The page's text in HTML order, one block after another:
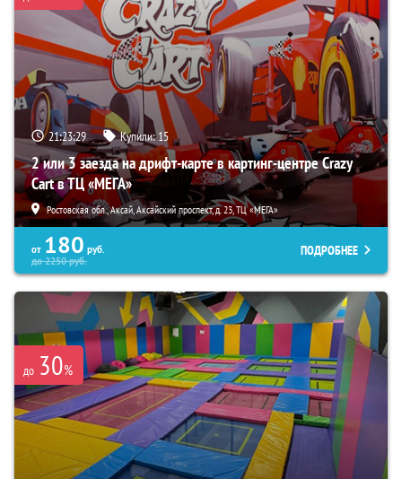
21:23:28 Купили:15
2 или 3 заезда на дрифт-карте в картинг-центре Crazy
Cart в ТЦ «МЕГА»
Ростовская обл., Аксай, Аксайский проспект, д. 23, ТЦ «МЕГА»
от 180 руб.
до2250руб.
ПОДРОБНЕЕ
до 30%